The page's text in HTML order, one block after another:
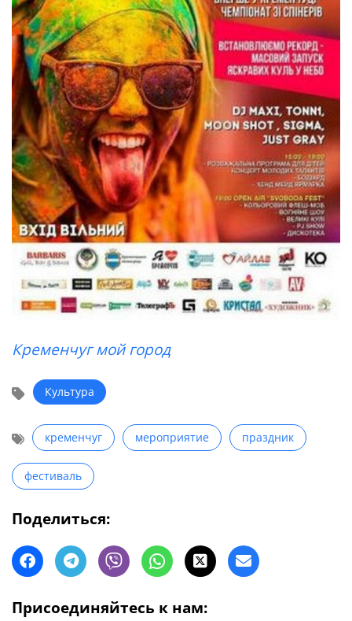
Кременчуг мой город
Культура
кременчуг мероприятие праздник
фестиваль
Поделиться:
Присоединяйтесь к нам: